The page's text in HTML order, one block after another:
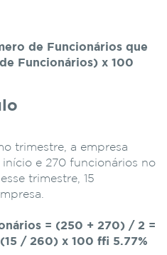
de Funcionários que
Funcionários) x 100
trimestre, a empresa
e 270 funcionários no
trimestre, 15
= (250 + 270) / 2 =
/ 260) x 100 ≈ 5.77%